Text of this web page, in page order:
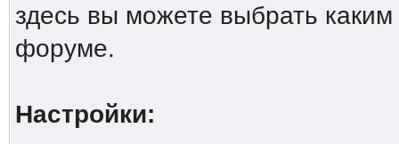
здесь вы можете выбрать
форуме.
Настройки: